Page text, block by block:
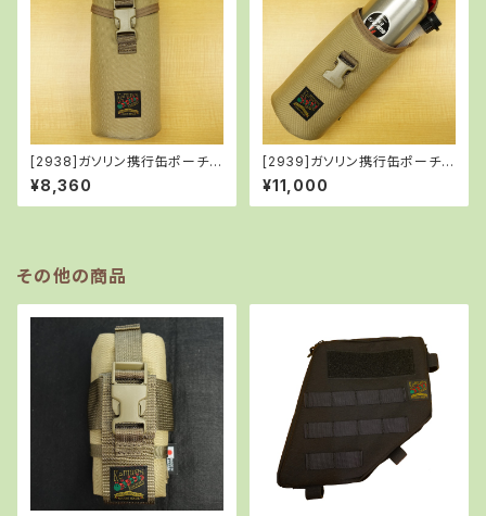
[2938]ガソリン携行缶ポーチ/
TAN
¥8,360
[2939]ガソリン携行缶ポーチ
(TAN)＋ガソリン携行缶セット
¥11,000
その他の商品